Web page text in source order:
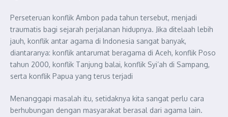
Perseteruan konflik Ambon pada tahun tersebut, menjadi
traumatis bagi sejarah perjalanan hidupnya. Jika ditelaah lebih
jauh, konflik antar agama di Indonesia sangat banyak,
diantaranya: konflik antarumat beragama di Aceh, konflik Poso
tahun 2000, konflik Tanjung balai, konflik Syi’ah di Sampang,
serta konflik Papua yang terus terjadi
Menanggapi masalah itu, setidaknya kita sangat perlu cara
berhubungan dengan masyarakat berasal dari agama lain.